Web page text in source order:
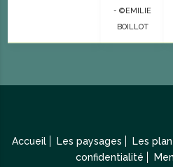
- ©EMILIE
BOILLOT
Accueil Les paysages Les
confidentialité